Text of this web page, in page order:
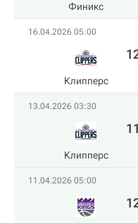
Финикс
16.04.2026 05:00
Клипперс
13.04.2026 03:30
Клипперс
11.04.2026 05:00